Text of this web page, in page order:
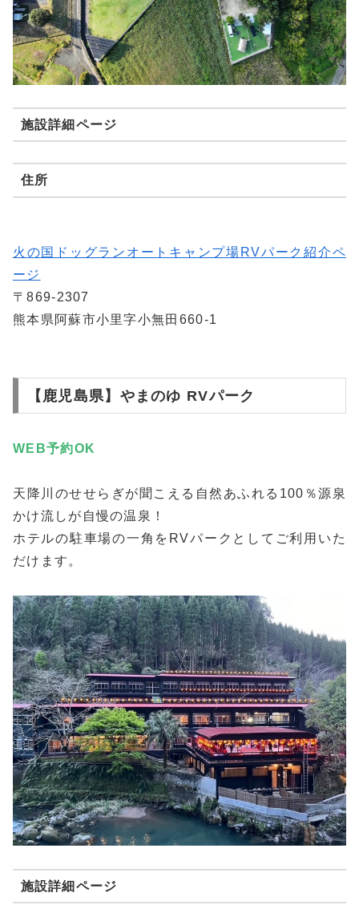
施設詳細ページ
住所
火の国ドッグランオートキャンプ場RVパーク紹介ペ
ージ
〒869-2307
熊本県阿蘇市小里字小無田660-1
【鹿児島県】やまのゆ RVパーク
WEB予約OK
天降川のせせらぎが聞こえる自然あふれる100％源泉
かけ流しが自慢の温泉！
ホテルの駐車場の一角をRVパークとしてご利用いた
だけます。
施設詳細ページ